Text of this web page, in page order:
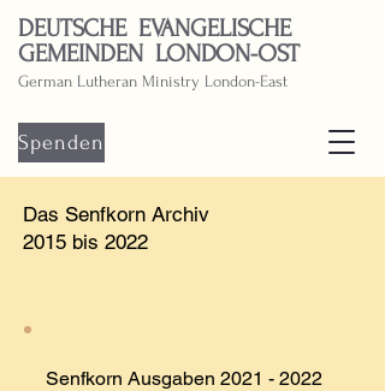
DEUTSCHE EVANGELISCHE
GEMEINDEN LONDON-OST
German Lutheran Ministry London-East
Spenden
Das Senfkorn Archiv
2015 bis 2022
Senfkorn Ausgaben 2021 - 2022